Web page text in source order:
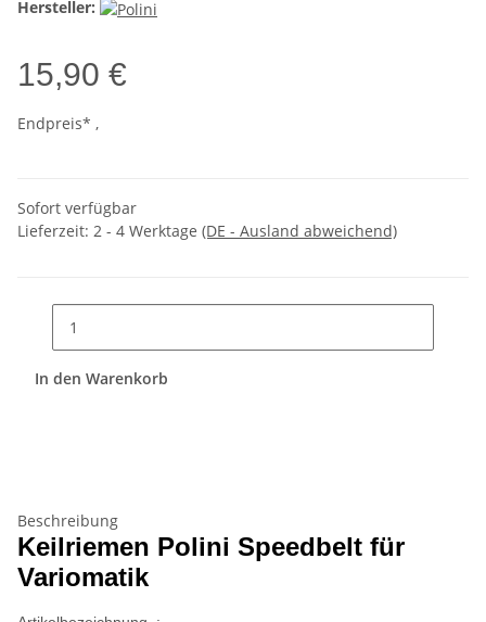
Hersteller:
15,90 €
Endpreis* ,
Sofort verfügbar
Lieferzeit: 2 - 4 Werktage (DE - Ausland abweichend)
In den Warenkorb
Beschreibung
Keilriemen Polini Speedbelt für
Variomatik